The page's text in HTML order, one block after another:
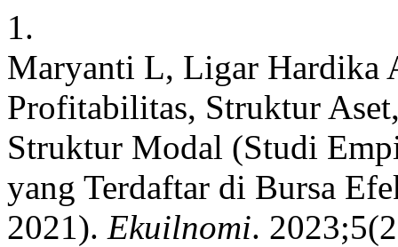
1.
Maryanti L, Ligar Hardika
Profitabilitas, Struktur
Struktur Modal (Studi
yang Terdaftar di Bursa
2021). Ekuilnomi.